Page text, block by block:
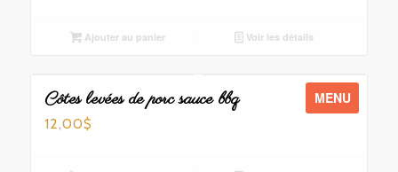
Ajouter au panier Voir les détails
MENU
Côtes levées de porc sauce bbq
12,00$